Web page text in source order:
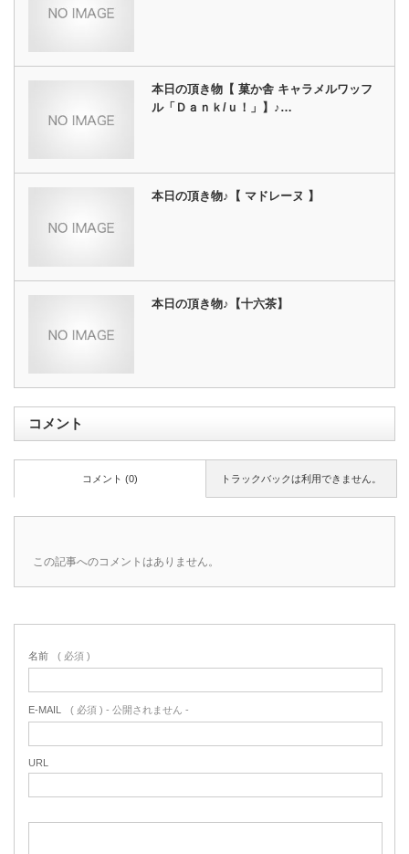
本日の頂き物【 菓か舎 キャラメルワッフ
ル「Ｄａｎｋ/ｕ！」】♪…
本日の頂き物♪【 マドレーヌ 】
本日の頂き物♪【十六茶】
コメント
トラックバックは利用できません。
コメント (0)
この記事へのコメントはありません。
名前 ( 必須 )
E-MAIL ( 必須 ) - 公開されません -
URL